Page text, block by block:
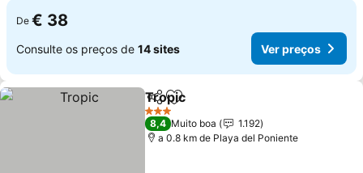
De € 38
Consulte os preços de 14 sites Ver preços
PartilharAdicionar aos favoritos
Tropic
3 Estrelas
8,4 Muito boa
1.192
a 0.8 km de Playa del Poniente